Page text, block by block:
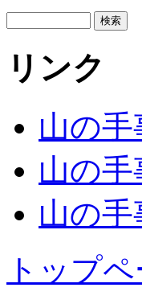
リンク
山の
山の
山の
トップ